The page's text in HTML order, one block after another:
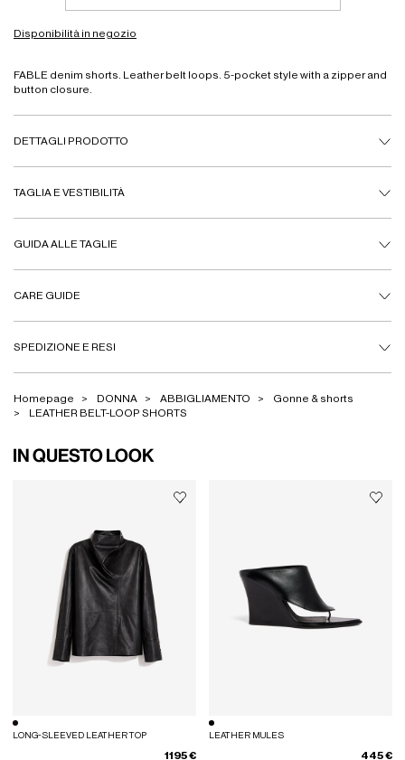
Disponibilità in negozio
FABLE denim shorts. Leather belt loops. 5-pocket style with a zipper and
button closure.
DETTAGLI PRODOTTO
TAGLIA E VESTIBILITÀ
GUIDA ALLE TAGLIE
CARE GUIDE
SPEDIZIONE E RESI
Homepage DONNA ABBIGLIAMENTO
Gonne & shorts
LEATHER BELT-LOOP SHORTS
IN QUESTO LOOK
LONG-SLEEVED LEATHER TOP
1195 €
LEATHER MULES
445 €